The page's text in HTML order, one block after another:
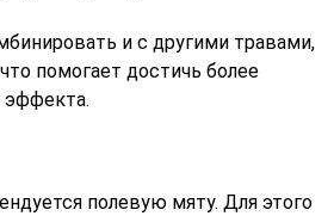
и с другими травами,
помогает достичь более
эффекта.
полевую мяту. Для этого